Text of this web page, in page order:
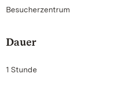
Besucherzentrum
Dauer
1 Stunde